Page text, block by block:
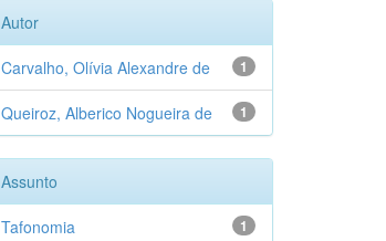
Autor
1
Carvalho, Olívia Alexandre de
1
Queiroz, Alberico Nogueira de
Assunto
1
Tafonomia